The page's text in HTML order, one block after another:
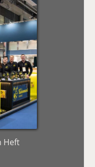
Heft